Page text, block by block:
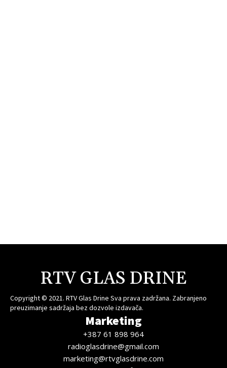
RTV GLAS DRINE
Copyright © 2021. RTV Glas Drine Sva prava zadržana. Zabranjeno
preuzimanje sadržaja bez dozvole izdavača.
Marketing
+387 61 898 964
radioglasdrine@gmail.com
marketing@rtvglasdrine.com